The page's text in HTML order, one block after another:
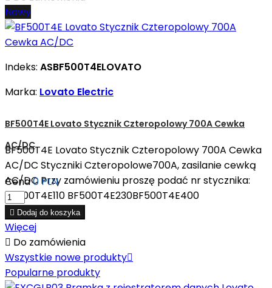
Nowy
Indeks: ASBF500T4ELOVATO
Marka: Lovato Electric
BF500T4E Lovato Stycznik Czteropolowy 700A Cewka
AC/DC
BF500T4E Lovato Stycznik Czteropolowy 700A Cewka
AC/DC Styczniki Czteropolowe700A, zasilanie cewką
AC/DC Przy zamówieniu proszę podać nr stycznika:
BF500T4E110 BF500T4E230BF500T4E400
Cena0 PLN
 Dodaj do koszyka
Więcej
 Do zamówienia
Wszystkie nowe produkty
Popularne produkty